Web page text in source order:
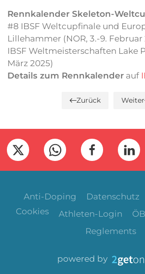
Rennkalender Skeleton-
#8 IBSF Weltcupfinale und
Lillehammer (NOR, 3.-9. Februar
IBSF Weltmeisterschaften Lake
März 2025)
Details zum Rennkalender auf
Zurück Weiter
Anti-Doping Datenschutz
Cookies
Athleten-Login
Reglements
powered by